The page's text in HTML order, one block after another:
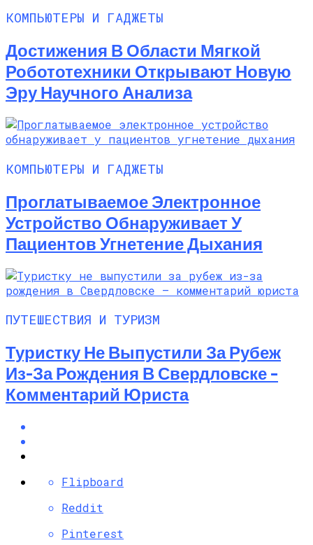
КОМПЬЮТЕРЫ И ГАДЖЕТЫ
Достижения В Области Мягкой
Робототехники Открывают Новую
Эру Научного Анализа
КОМПЬЮТЕРЫ И ГАДЖЕТЫ
Проглатываемое Электронное
Устройство Обнаруживает У
Пациентов Угнетение Дыхания
ПУТЕШЕСТВИЯ И ТУРИЗМ
Туристку Не Выпустили За Рубеж
Из-За Рождения В Свердловске –
Комментарий Юриста
Flipboard
Reddit
Pinterest